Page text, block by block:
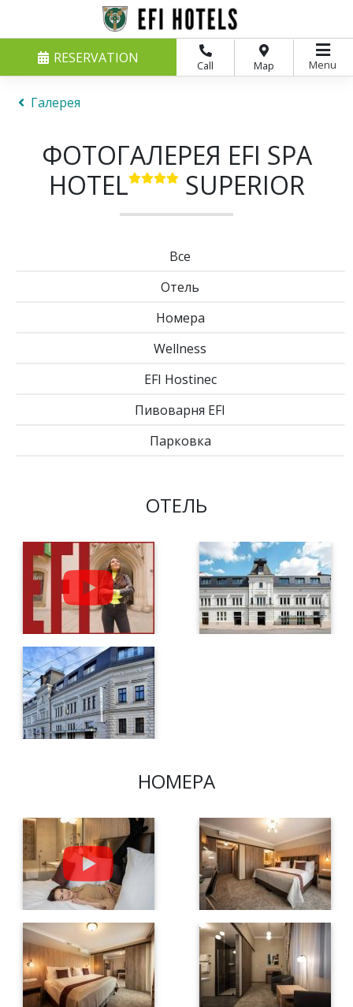
Call Map
RESERVATION Menu
Галерея
ФОТОГАЛЕРЕЯ EFI SPA
HOTEL
SUPERIOR
Все
Отель
Номера
Wellness
EFI Hostinec
Пивоварня EFI
Парковка
ОТЕЛЬ
НОМЕРА